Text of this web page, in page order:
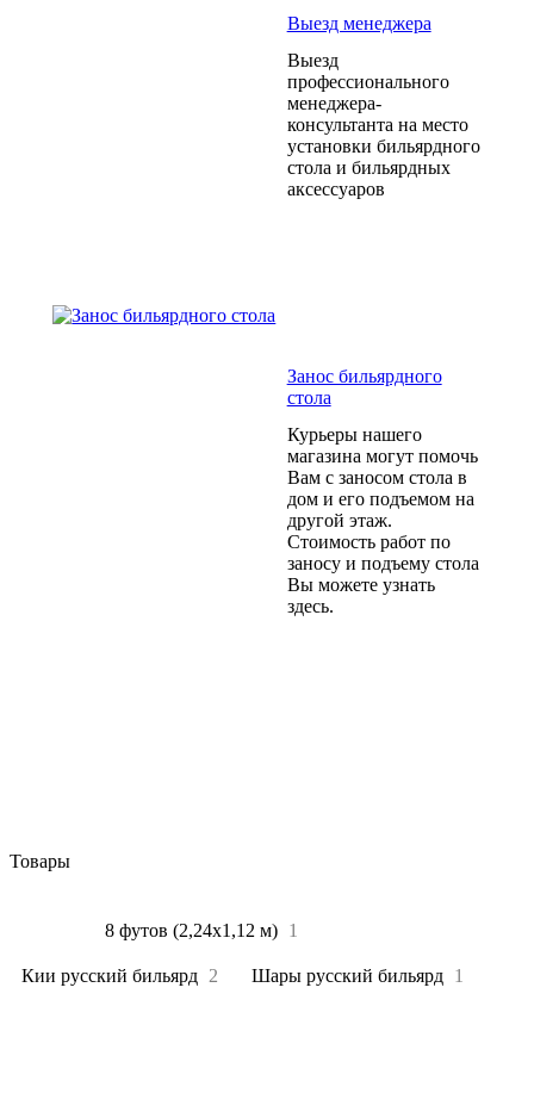
Выезд менеджера
Выезд
профессионального
менеджера-
консультанта на место
установки бильярдного
стола и бильярдных
аксессуаров
Занос бильярдного
стола
Курьеры нашего
магазина могут помочь
Вам с заносом стола в
дом и его подъемом на
другой этаж.
Стоимость работ по
заносу и подъему стола
Вы можете узнать
здесь.
Товары
8 футов (2,24х1,12 м) 1
Кии русский бильярд 2 Шары русский бильярд 1